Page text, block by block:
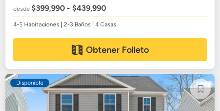
desde$399,990 - $439,990
4-5 Habitaciones | 2-3 Baños | 4 Casas
Obtener Folleto
Disponible